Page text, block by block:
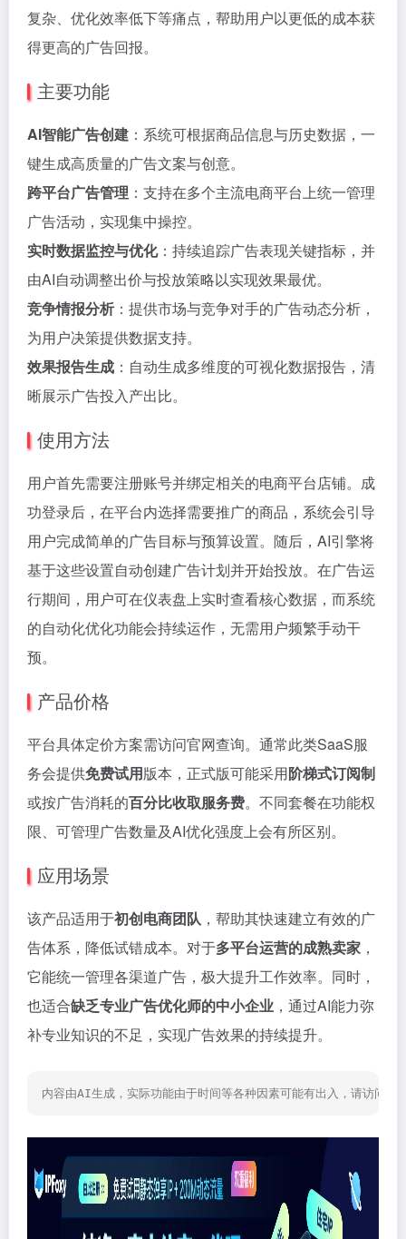
复杂、优化效率低下等痛点，帮助用户以更低的成本获
得更高的广告回报。
主要功能
AI智能广告创建 ：系统可根据商品信息与历史数据，一
键生成高质量的广告文案与创意。
跨平台广告管理 ：支持在多个主流电商平台上统一管理
广告活动，实现集中操控。
实时数据监控与优化：持续追踪广告表现关键指标，并
由AI自动调整出价与投放策略以实现效果最优。
竞争情报分析 ：提供市场与竞争对手的广告动态分析，
为用户决策提供数据支持。
效果报告生成 ：自动生成多维度的可视化数据报告，清
晰展示广告投入产出比。
使用方法
用户首先需要注册账号并绑定相关的电商平台店铺。成
功登录后，在平台内选择需要推广的商品，系统会引导
用户完成简单的广告目标与预算设置。随后，AI引擎将
基于这些设置自动创建广告计划并开始投放。在广告运
行期间，用户可在仪表盘上实时查看核心数据，而系统
的自动化优化功能会持续运作，无需用户频繁手动干
预。
产品价格
平台具体定价方案需访问官网查询。通常此类SaaS服
务会提供免费试用版本，正式版可能采用阶梯式订阅制
或按广告消耗的百分比收取服务费。不同套餐在功能权
限、可管理广告数量及AI优化强度上会有所区别。
应用场景
该产品适用于初创电商团队 ，帮助其快速建立有效的广
告体系，降低试错成本。对于多平台运营的成熟卖家 ，
它能统一管理各渠道广告，极大提升工作效率。同时，
也适合缺乏专业广告优化师的中小企业 ，通过AI能力弥
补专业知识的不足，实现广告效果的持续提升。
内容由AI生成，实际功能由于时间等各种因素可能有出入，请访问网